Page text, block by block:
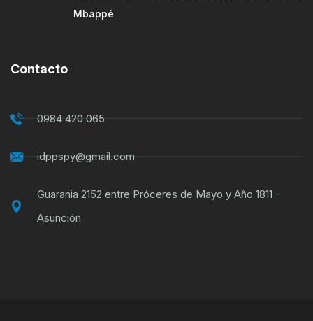
Mbappé
Contacto
0984 420 065
idppspy@gmail.com
Guarania 2152 entre Próceres de Mayo y Año 1811 -
Asunción